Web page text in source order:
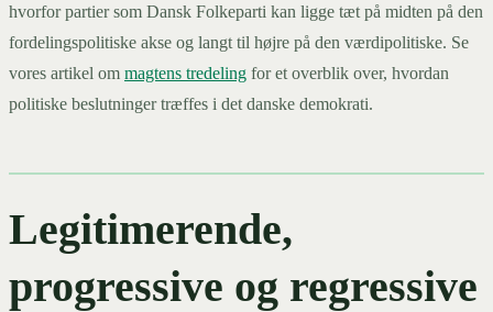
hvorfor partier som Dansk Folkeparti kan ligge tæt på midten på den
fordelingspolitiske akse og langt til højre på den værdipolitiske. Se
vores artikel om magtens tredeling for et overblik over, hvordan
politiske beslutninger træffes i det danske demokrati.
Legitimerende,
progressive og regressive